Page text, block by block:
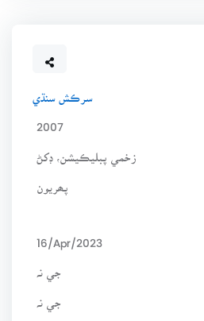
سرڪش سنڌي
2007
زخمي پبليڪيشن، ڊکڻ
16/Apr/2023